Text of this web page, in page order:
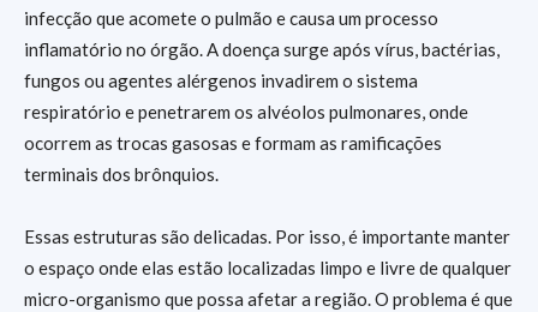
infecção que acomete o pulmão e causa um processo
inflamatório no órgão. A doença surge após vírus, bactérias,
fungos ou agentes alérgenos invadirem o sistema
respiratório e penetrarem os alvéolos pulmonares, onde
ocorrem as trocas gasosas e formam as ramificações
terminais dos brônquios.
Essas estruturas são delicadas. Por isso, é importante manter
o espaço onde elas estão localizadas limpo e livre de qualquer
micro-organismo que possa afetar a região. O problema é que